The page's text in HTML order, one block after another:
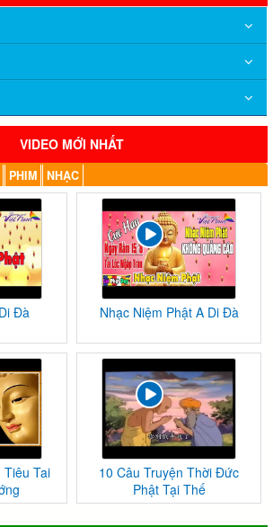
VIDEO MỚI NHẤT
PHIM NHẠC
Đà Nhạc Niệm Phật A Di Đà
Tiêu Tai
10 Câu Truyện Thời Đức
Phật Tại Thế